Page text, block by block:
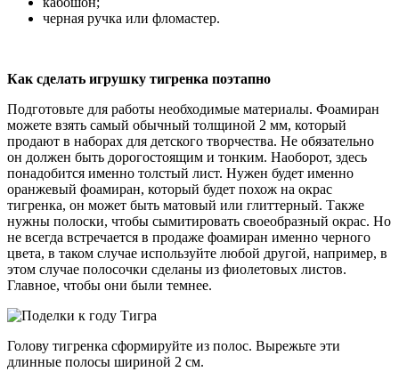
черная ручка или фломастер.
Как сделать игрушку тигренка поэтапно
Подготовьте для работы необходимые материалы. Фоамиран
можете взять самый обычный толщиной 2 мм, который
продают в наборах для детского творчества. Не обязательно
он должен быть дорогостоящим и тонким. Наоборот, здесь
понадобится именно толстый лист. Нужен будет именно
оранжевый фоамиран, который будет похож на окрас
тигренка, он может быть матовый или глиттерный. Также
нужны полоски, чтобы сымитировать своеобразный окрас. Но
не всегда встречается в продаже фоамиран именно черного
цвета, в таком случае используйте любой другой, например, в
этом случае полосочки сделаны из фиолетовых листов.
Главное, чтобы они были темнее.
Голову тигренка сформируйте из полос. Вырежьте эти
длинные полосы шириной 2 см.